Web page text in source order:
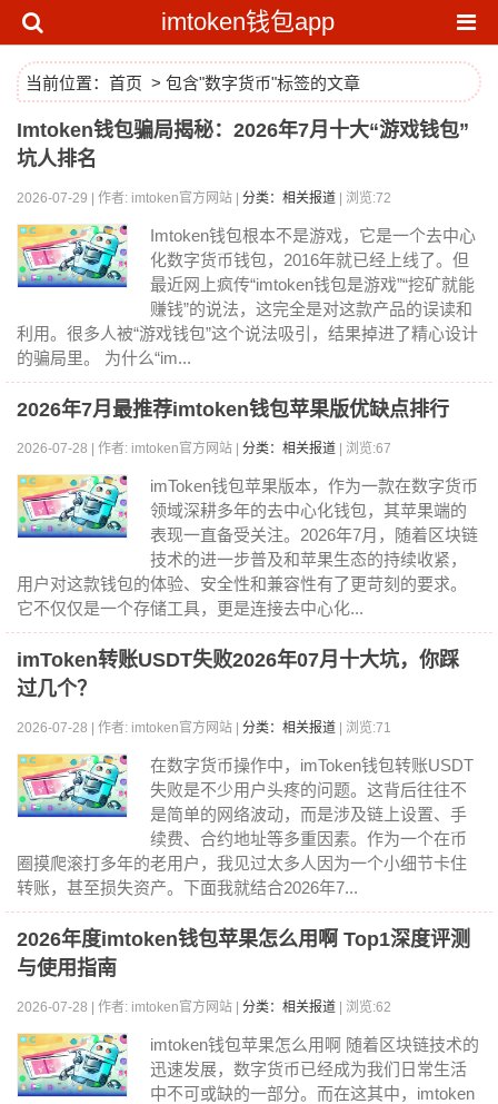
imtoken钱包app
当前位置： 首页 > 包含"数字货币"标签的文章
Imtoken钱包骗局揭秘：2026年7月十大“游戏钱包”
坑人排名
2026-07-29 | 作者: imtoken官方网站 | 分类：相关报道 | 浏览:72
Imtoken钱包根本不是游戏，它是一个去中心
化数字货币钱包，2016年就已经上线了。但
最近网上疯传“imtoken钱包是游戏”“挖矿就能
赚钱”的说法，这完全是对这款产品的误读和
利用。很多人被“游戏钱包”这个说法吸引，结果掉进了精心设计
的骗局里。 为什么“im...
2026年7月最推荐imtoken钱包苹果版优缺点排行
2026-07-28 | 作者: imtoken官方网站 | 分类：相关报道 | 浏览:67
imToken钱包苹果版本，作为一款在数字货币
领域深耕多年的去中心化钱包，其苹果端的
表现一直备受关注。2026年7月，随着区块链
技术的进一步普及和苹果生态的持续收紧，
用户对这款钱包的体验、安全性和兼容性有了更苛刻的要求。
它不仅仅是一个存储工具，更是连接去中心化...
imToken转账USDT失败2026年07月十大坑，你踩
过几个？
2026-07-28 | 作者: imtoken官方网站 | 分类：相关报道 | 浏览:71
在数字货币操作中，imToken钱包转账USDT
失败是不少用户头疼的问题。这背后往往不
是简单的网络波动，而是涉及链上设置、手
续费、合约地址等多重因素。作为一个在币
圈摸爬滚打多年的老用户，我见过太多人因为一个小细节卡住
转账，甚至损失资产。下面我就结合2026年7...
2026年度imtoken钱包苹果怎么用啊 Top1深度评测
与使用指南
2026-07-28 | 作者: imtoken官方网站 | 分类：相关报道 | 浏览:62
imtoken钱包苹果怎么用啊 随着区块链技术的
迅速发展，数字货币已经成为我们日常生活
中不可或缺的一部分。而在这其中，imtoken